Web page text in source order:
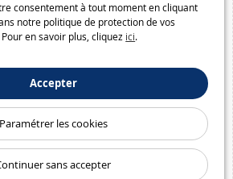
consentement à tout moment en cliquant
notre politique de protection de vos
en savoir plus, cliquez ici.
Accepter
Paramétrer les cookies
sans accepter